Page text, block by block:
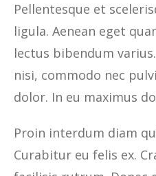
Pellentesque et
ligula. Aenean eget
lectus bibendum
nisi, commodo nec
dolor. In eu maximus
Proin interdum diam
Curabitur eu felis ex.